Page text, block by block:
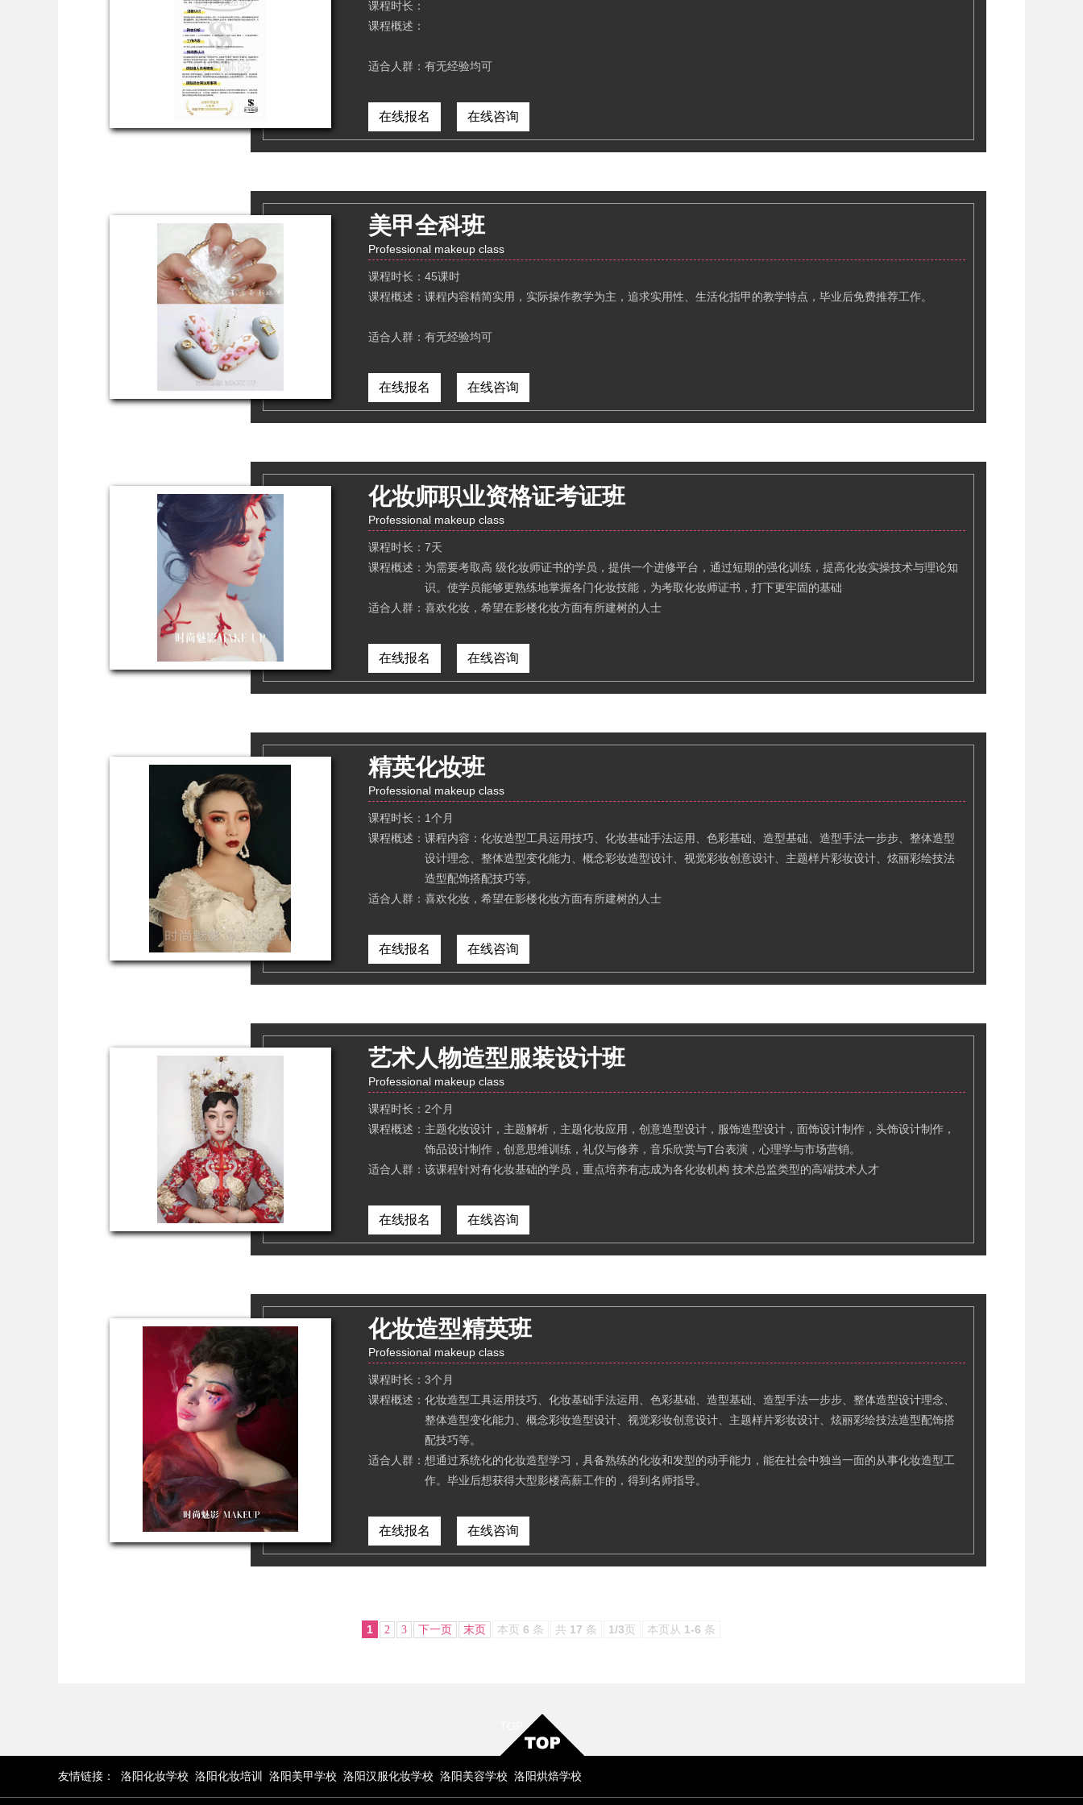
课程时长：
课程概述：
适合人群： 有无经验均可
在线报名 在线咨询
美甲全科班
Professional makeup class
课程时长： 45课时
课程概述： 课程内容精简实用，实际操作教学为主，追求实用性、生活化指甲的教学特点，毕业后免费推荐工作。
适合人群： 有无经验均可
在线报名 在线咨询
化妆师职业资格证考证班
Professional makeup class
课程时长： 7天
课程概述： 为需要考取高 级化妆师证书的学员，提供一个进修平台，通过短期的强化训练，提高化妆实操技术与理论知
识。使学员能够更熟练地掌握各门化妆技能，为考取化妆师证书，打下更牢固的基础
适合人群： 喜欢化妆，希望在影楼化妆方面有所建树的人士
在线报名 在线咨询
精英化妆班
Professional makeup class
课程时长： 1个月
课程概述： 课程内容：化妆造型工具运用技巧、化妆基础手法运用、色彩基础、造型基础、造型手法一步步、整体造型
设计理念、整体造型变化能力、概念彩妆造型设计、视觉彩妆创意设计、主题样片彩妆设计、炫丽彩绘技法
造型配饰搭配技巧等。
适合人群： 喜欢化妆，希望在影楼化妆方面有所建树的人士
在线报名 在线咨询
艺术人物造型服装设计班
Professional makeup class
课程时长： 2个月
课程概述： 主题化妆设计，主题解析，主题化妆应用，创意造型设计，服饰造型设计，面饰设计制作，头饰设计制作，
饰品设计制作，创意思维训练，礼仪与修养，音乐欣赏与T台表演，心理学与市场营销。
适合人群： 该课程针对有化妆基础的学员，重点培养有志成为各化妆机构 技术总监类型的高端技术人才
在线报名 在线咨询
化妆造型精英班
Professional makeup class
课程时长： 3个月
课程概述： 化妆造型工具运用技巧、化妆基础手法运用、色彩基础、造型基础、造型手法一步步、整体造型设计理念、
整体造型变化能力、概念彩妆造型设计、视觉彩妆创意设计、主题样片彩妆设计、炫丽彩绘技法造型配饰搭
配技巧等。
适合人群： 想通过系统化的化妆造型学习，具备熟练的化妆和发型的动手能力，能在社会中独当一面的从事化妆造型工
作。毕业后想获得大型影楼高薪工作的，得到名师指导。
在线报名 在线咨询
1 2 3 下一页 末页 本页 6 条 共 17 条 1/3页 本页从 1-6 条
友情链接： 洛阳化妆学校 洛阳化妆培训 洛阳美甲学校 洛阳汉服化妆学校 洛阳美容学校 洛阳烘焙学校